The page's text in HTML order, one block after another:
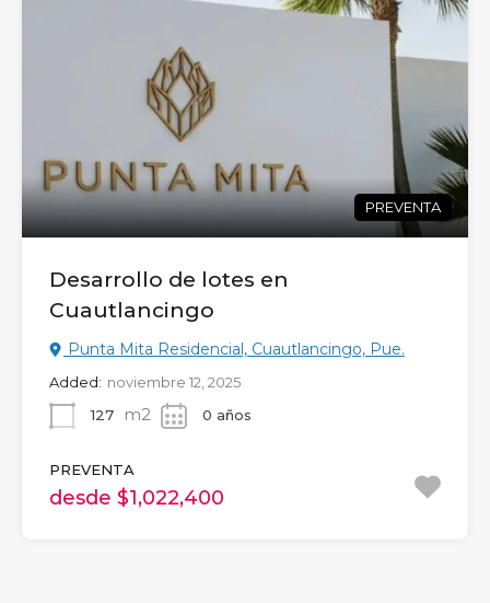
PREVENTA
Desarrollo de lotes en
Cuautlancingo
Punta Mita Residencial, Cuautlancingo, Pue.
Added: noviembre 12, 2025
127
m2 0 años
PREVENTA
desde $1,022,400